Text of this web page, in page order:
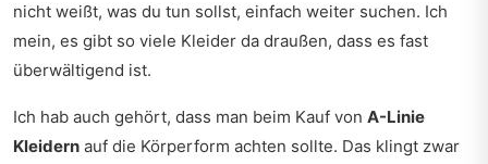
nicht weißt, was du tun sollst, einfach weiter suchen. Ich
mein, es gibt so viele Kleider da draußen, dass es fast
überwältigend ist.
Ich hab auch gehört, dass man beim Kauf von A-Linie
Kleidern auf die Körperform achten sollte. Das klingt zwar